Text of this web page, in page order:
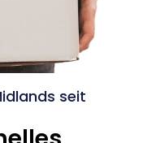
seit